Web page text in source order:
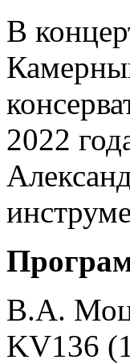
В
2022
В.А.
KV136